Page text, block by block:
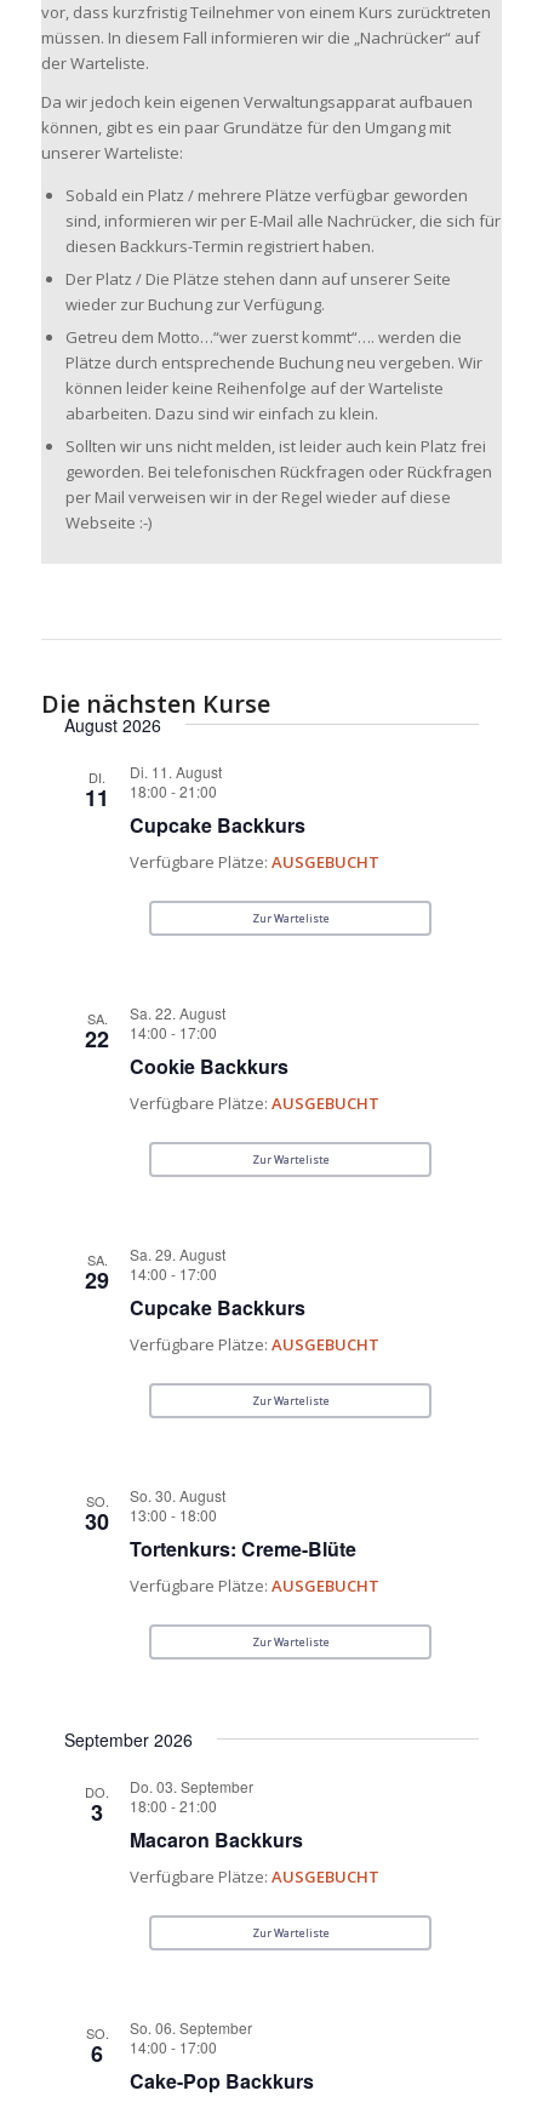
vor, dass kurzfristig Teilnehmer von einem Kurs zurücktreten
müssen. In diesem Fall informieren wir die „Nachrücker“ auf
der Warteliste.
Da wir jedoch kein eigenen Verwaltungsapparat aufbauen
können, gibt es ein paar Grundätze für den Umgang mit
unserer Warteliste:
Sobald ein Platz / mehrere Plätze verfügbar geworden
sind, informieren wir per E-Mail alle Nachrücker, die sich für
diesen Backkurs-Termin registriert haben.
Der Platz / Die Plätze stehen dann auf unserer Seite
wieder zur Buchung zur Verfügung.
Getreu dem Motto…“wer zuerst kommt“…. werden die
Plätze durch entsprechende Buchung neu vergeben. Wir
können leider keine Reihenfolge auf der Warteliste
abarbeiten. Dazu sind wir einfach zu klein.
Sollten wir uns nicht melden, ist leider auch kein Platz frei
geworden. Bei telefonischen Rückfragen oder Rückfragen
per Mail verweisen wir in der Regel wieder auf diese
Webseite :-)
Die nächsten Kurse
August 2026
DI.
11
Di. 11. August
18:00 -21:00
Cupcake Backkurs
Verfügbare Plätze:AUSGEBUCHT
Zur Warteliste
SA.
22
Sa. 22. August
14:00 - 17:00
Cookie Backkurs
Verfügbare Plätze:AUSGEBUCHT
Zur Warteliste
SA.
29
Sa. 29. August
14:00 - 17:00
Cupcake Backkurs
Verfügbare Plätze:AUSGEBUCHT
Zur Warteliste
SO.
30
So. 30. August
13:00 - 18:00
Tortenkurs: Creme-Blüte
Verfügbare Plätze:AUSGEBUCHT
Zur Warteliste
September 2026
DO.
3
Do. 03. September
18:00 -21:00
Macaron Backkurs
Verfügbare Plätze:AUSGEBUCHT
Zur Warteliste
SO.
6
So. 06. September
14:00 - 17:00
Cake-Pop Backkurs